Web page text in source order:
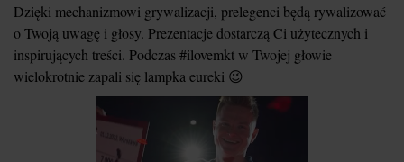
Dzięki mechanizmowi grywalizacji, prelegenci będą rywalizować
o Twoją uwagę i głosy. Prezentacje dostarczą Ci użytecznych i
inspirujących treści. Podczas #ilovemkt w Twojej głowie
wielokrotnie zapali się lampka eureki 😉